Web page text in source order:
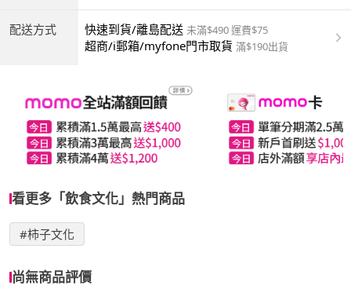
配送方式 快速到貨/離島配送 未滿$490 運費$75
超商/i郵箱/myfone門市取貨 滿$190出貨
看更多「飲食文化」熱門商品
#柿子文化
尚無商品評價